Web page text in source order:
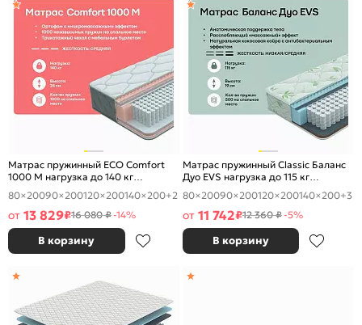
Матрас пружинный ECO Comfort
1000 M нагрузка до 140 кг
800x2000
80×20090×200120×200140×200+2
от 13 829₽16 080 ₽-14%
В корзину
Матрас пружинный Classic Баланс
Дуо EVS нагрузка до 115 кг
800x2000
80×20090×200120×200140×200+3
от 11 742₽12 360 ₽-5%
В корзину